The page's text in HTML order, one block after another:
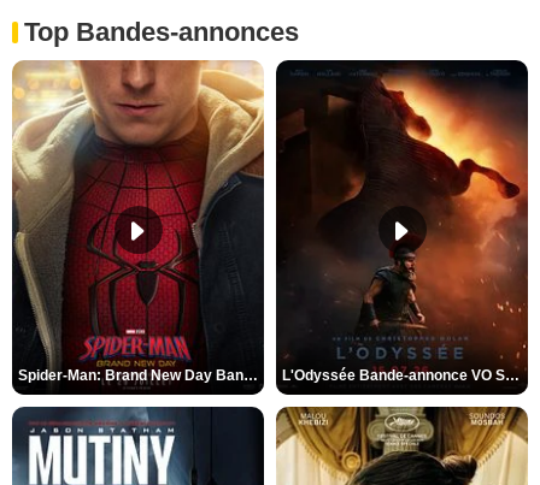
Top Bandes-annonces
Spider-Man: Brand New Day Bande-annonce VO STFR L'Odyssée Bande-annonce VO STFR